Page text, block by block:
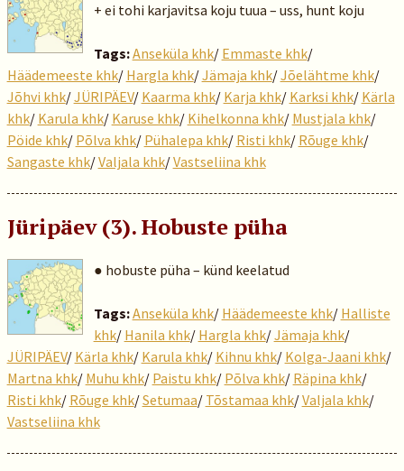
+ ei tohi karjavitsa koju tuua – uss, hunt koju
Tags:Anseküla khk/ Emmaste khk/
Häädemeeste khk/ Hargla khk/Jämaja khk/Jõelähtme khk/
Jõhvi khk/JÜRIPÄEV/ Kaarma khk/ Karja khk/ Karksi khk/ Kärla
khk/ Karula khk/ Karuse khk/ Kihelkonna khk/ Mustjala khk/
Pöide khk/ Põlva khk/ Pühalepa khk/ Risti khk/ Rõuge khk/
Sangaste khk/Valjala khk/Vastseliina khk
Jüripäev (3). Hobuste püha
● hobuste püha – künd keelatud
Tags:Anseküla khk/ Häädemeeste khk/ Halliste
khk/ Hanila khk/ Hargla khk/Jämaja khk/
JÜRIPÄEV/ Kärla khk/ Karula khk/ Kihnu khk/ Kolga-Jaani khk/
Martna khk/ Muhu khk/ Paistu khk/ Põlva khk/ Räpina khk/
Risti khk/ Rõuge khk/Setumaa/ Tõstamaa khk/Valjala khk/
Vastseliina khk